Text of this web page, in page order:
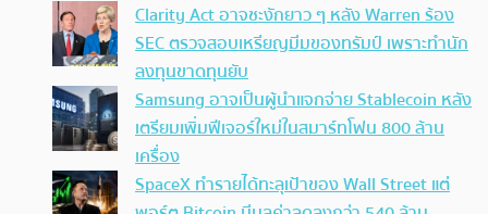
Clarity Act อาจชะงักยาว ๆ หลัง Warren ร้อง
SEC ตรวจสอบเหรียญมีมของทรัมป์ เพราะทำนัก
ลงทุนขาดทุนยับ
Samsung อาจเป็นผู้นำแจกจ่าย Stablecoin หลัง
เตรียมเพิ่มฟีเจอร์ใหม่ในสมาร์ทโฟน 800 ล้าน
เครื่อง
SpaceX ทำรายได้ทะลุเป้าของ Wall Street แต่